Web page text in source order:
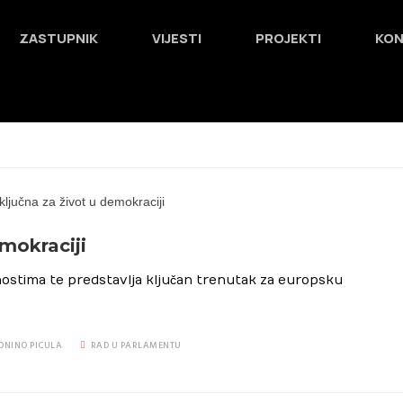
ZASTUPNIK VIJESTI PROJEKTI
te predstavlja ključan trenutak za europsku
PICULA RAD U PARLAMENTU